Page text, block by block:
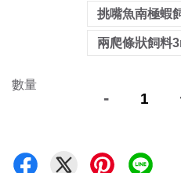
挑嘴魚南極蝦
兩爬條狀飼料
數量
-